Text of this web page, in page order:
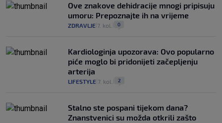
Ove znakove dehidracije mnogi pripisuju
umoru: Prepoznajte ih na vrijeme
ZDRAVLJE 7. kol. 0
Kardiologinja upozorava: Ovo popularno
piće moglo bi pridonijeti začepljenju
arterija
LIFESTYLE 7. kol. 2
Stalno ste pospani tijekom dana?
Znanstvenici su možda otkrili zašto